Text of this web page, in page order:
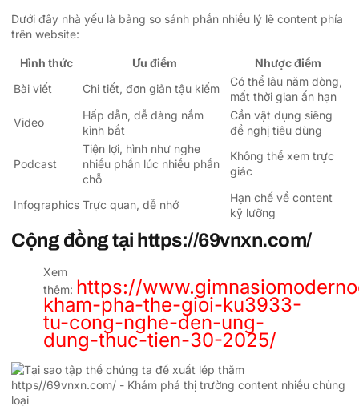
Dưới đây nhà yếu là bảng so sánh phần nhiều lý lẽ content phía
trên website:
Hình thức Ưu điểm
Nhược điểm
Bài viết
Chi tiết, đơn giản tậu kiếm
Có thể lâu năm dòng,
mất thời gian ấn hạn
Video
Hấp dẫn, dễ dàng nắm
kỉnh bắt
Cần vật dụng siêng
đề nghị tiêu dùng
Podcast
Tiện lợi, hình như nghe
nhiều phần lúc nhiều phần
chỗ
Không thể xem trực
giác
Infographics Trực quan, dễ nhớ
Hạn chế về content
kỹ lưỡng
Cộng đồng tại https://69vnxn.com/
Xem
thêm: https://
kham-pha-the-gioi-ku3933-
tu-cong-nghe-den-ung-
dung-thuc-tien-30-2025/